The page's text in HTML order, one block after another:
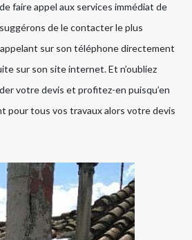
faire appel aux services immédiat de
de le contacter le plus
sur son téléphone directement
sur son site internet. Et n’oubliez
votre devis et profitez-en puisqu’en
pour tous vos travaux alors votre devis